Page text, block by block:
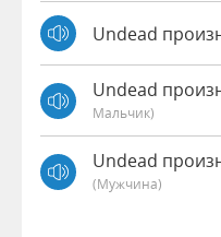
Undead
Undead
Мальчик)
Undead
(мужчина)